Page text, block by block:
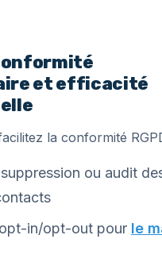
et efficacité
la conformité
ou audit
in/opt-out pour le